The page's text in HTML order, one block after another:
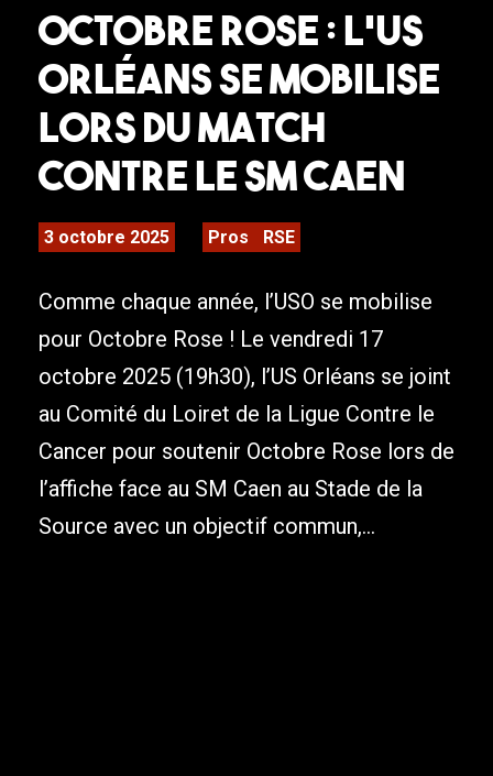
Octobre Rose : L’US
Orléans se mobilise
lors du match
contre le SM Caen
3 octobre 2025 Pros RSE
Comme chaque année, l’USO se mobilise
pour Octobre Rose ! Le vendredi 17
octobre 2025 (19h30), l’US Orléans se joint
au Comité du Loiret de la Ligue Contre le
Cancer pour soutenir Octobre Rose lors de
l’affiche face au SM Caen au Stade de la
Source avec un objectif commun,...